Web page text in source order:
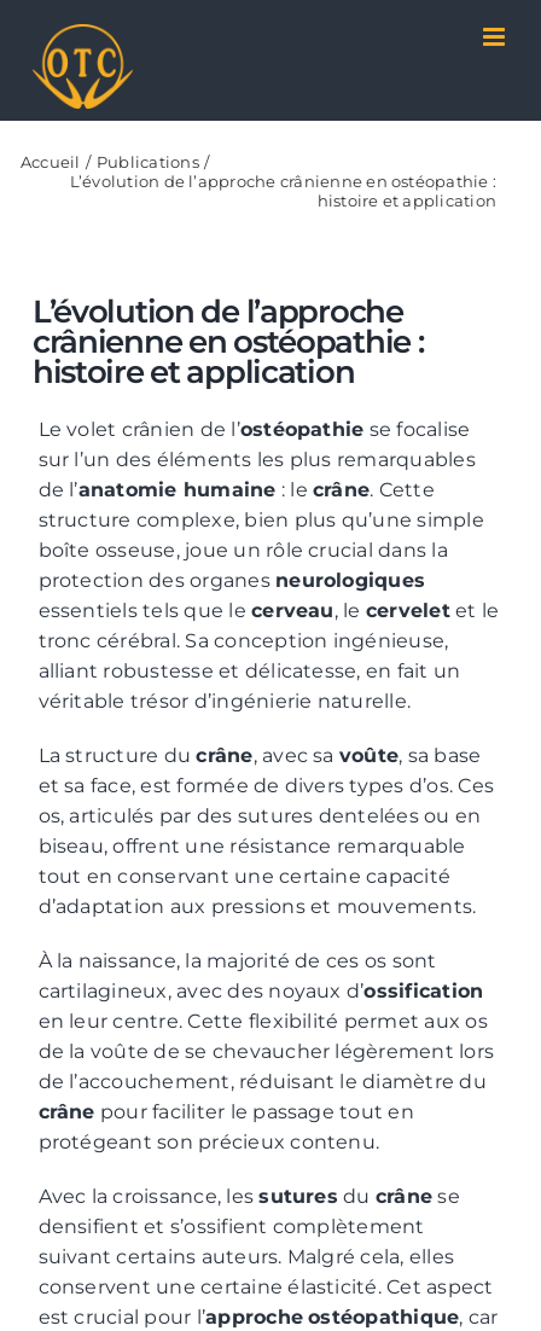
contenu
Accueil
Publications
L’évolution de l’approche crânienne en ostéopathie :
histoire et application
L’évolution de l’approche
crânienne en ostéopathie :
histoire et application
Le volet crânien de l’ostéopathie se focalise
sur l’un des éléments les plus remarquables
de l’anatomie humaine : lecrâne. Cette
structure complexe, bien plus qu’une simple
boîte osseuse, joue un rôle crucial dans la
protection des organes neurologiques
essentiels tels que lecerveau, le cerveletet le
tronc cérébral. Sa conception ingénieuse,
alliant robustesse et délicatesse, en fait un
véritable trésor d’ingénierie naturelle.
La structure ducrâne, avec sa voûte, sa base
et sa face, est formée de divers types d’os. Ces
os, articulés par des sutures dentelées ou en
biseau, offrent une résistance remarquable
tout en conservant une certaine capacité
d’adaptation aux pressions et mouvements.
À la naissance, la majorité de ces os sont
cartilagineux, avec des noyaux d’ossification
en leur centre. Cette flexibilité permet aux os
de la voûte de se chevaucher légèrement lors
de l’accouchement, réduisant le diamètre du
crâne pour faciliter le passage tout en
protégeant son précieux contenu.
Avec la croissance, lessutures du crâne se
densifient et s’ossifient complètement
suivant certains auteurs. Malgré cela, elles
conservent une certaine élasticité. Cet aspect
est crucial pour l’approche ostéopathique, car